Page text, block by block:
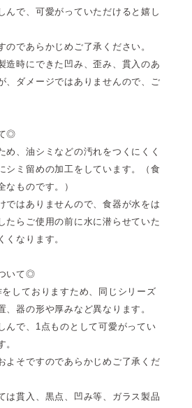
んで、可愛がっていただけると嬉し
のであらかじめご了承ください。
造時にできた凹み、歪み、貫入のあ
、ダメージではありませんので、ご
◎
め、油シミなどの汚れをつくにくく
シミ留めの加工をしています。（食
なものです。）
ではありませんので、食器が水をは
たらご使用の前に水に潜らせていた
くなります。
いて◎
しておりますため、同じシリーズ
、器の形や厚みなど異なります。
んで、1点ものとして可愛がってい
。
よそですのであらかじめご了承くだ
は貫入、黒点、凹み等、ガラス製品